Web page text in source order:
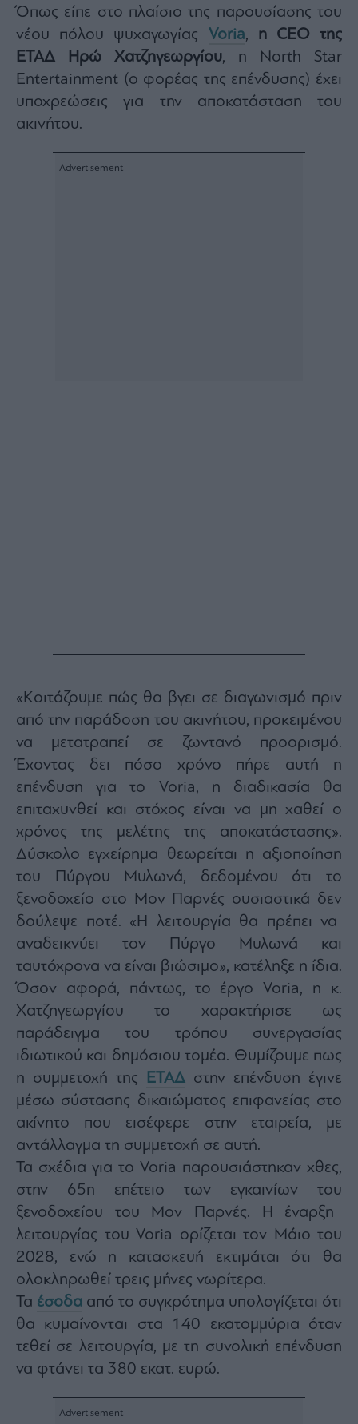
Architecture
&
Design
Fashion
&
Watches
Calendar
Monocle
Media
Lab
Mononews100
Εγγραφείτε
στο
Newsletter
του
mononews.gr
submitting
email,
agree
to
our
Terms
Privacy
You
can
opt
out
any
This
site
protected
reCAPTCHA
the
Google
Privacy
Policy
Terms
Service
apply.
Όπως είπε στο πλαίσιο της παρουσίασης του
νέου πόλου ψυχαγωγίας Voria, η CEOτης
ΕΤΑΔ Ηρώ Χατζηγεωργίου, η North Star
Entertainment (o φορέας της επένδυσης) έχει
υποχρεώσεις για την αποκατάσταση του
ακινήτου.
«Κοιτάζουμε πώς θα βγει σε διαγωνισμό πριν
από την παράδοση του ακινήτου, προκειμένου
να μετατραπεί σε ζωντανό προορισμό.
Έχοντας δει πόσο χρόνο πήρε αυτή η
επένδυσηγια το Voria, η διαδικασία θα
επιταχυνθεί και στόχος είναι να μη χαθεί ο
χρόνος της μελέτης της αποκατάστασης».
Δύσκολο εγχείρημα θεωρείται η αξιοποίηση
του Πύργου Μυλωνά, δεδομένου ότι το
ξενοδοχείο στο Μον Παρνές ουσιαστικά δεν
δούλεψε ποτέ. «Η λειτουργία θα πρέπει να
αναδεικνύει τον Πύργο Μυλωνά και
ταυτόχρονα να είναι βιώσιμο», κατέληξε η ίδια.
Όσον αφορά, πάντως, το έργο Voria, η κ.
Χατζηγεωργίου το χαρακτήρισε ως
παράδειγμα του τρόπου συνεργασίας
ιδιωτικού και δημόσιου τομέα. Θυμίζουμε πως
η συμμετοχή της ΕΤΑΔ στην επένδυση έγινε
μέσω σύστασης δικαιώματος επιφανείας στο
ακίνητο που εισέφερε στην εταιρεία, με
αντάλλαγμα τη συμμετοχή σε αυτή.
Τα σχέδια για το Voria παρουσιάστηκαν χθες,
στην 65η επέτειο των εγκαινίων του
ξενοδοχείου του Μον Παρνές. Η έναρξη
λειτουργίας του Voria ορίζεται τον Μάιο του
2028, ενώ η κατασκευή εκτιμάται ότι θα
ολοκληρωθεί τρεις μήνες νωρίτερα.
Τα έσοδα από το συγκρότημα υπολογίζεται ότι
θα κυμαίνονται στα 140 εκατομμύρια όταν
τεθεί σε λειτουργία, με τη συνολική επένδυση
να φτάνει τα 380 εκατ. ευρώ.